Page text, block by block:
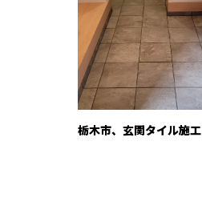
栃木市、玄関タイル施工